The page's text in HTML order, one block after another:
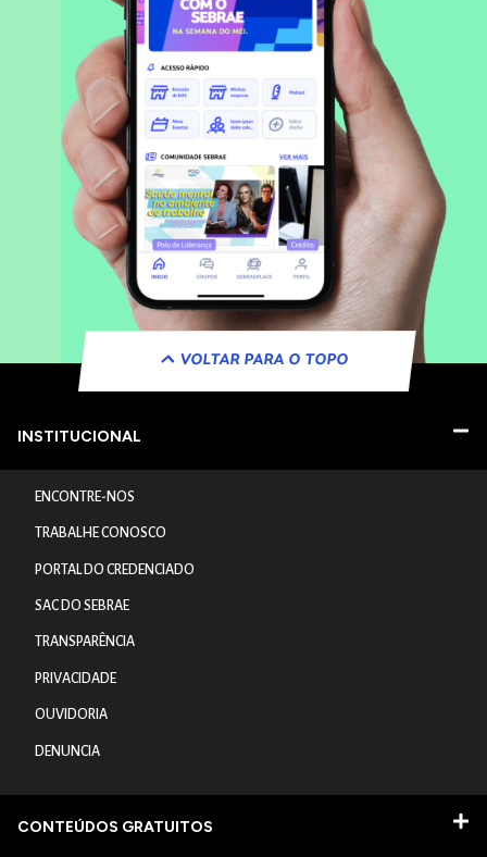
VOLTAR PARA O TOPO
INSTITUCIONAL
ENCONTRE-NOS
TRABALHE CONOSCO
PORTAL DO CREDENCIADO
SAC DO SEBRAE
TRANSPARÊNCIA
PRIVACIDADE
OUVIDORIA
DENUNCIA
CONTEÚDOS GRATUITOS